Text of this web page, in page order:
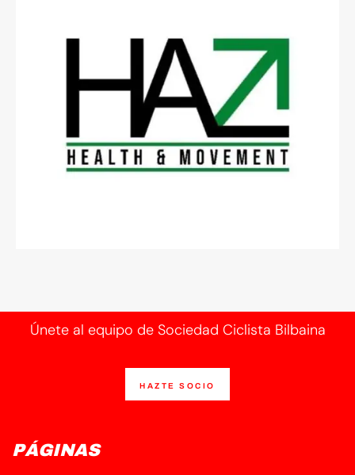
Únete al equipo de Sociedad Ciclista Bilbaina
HAZTE SOCIO
PÁGINAS